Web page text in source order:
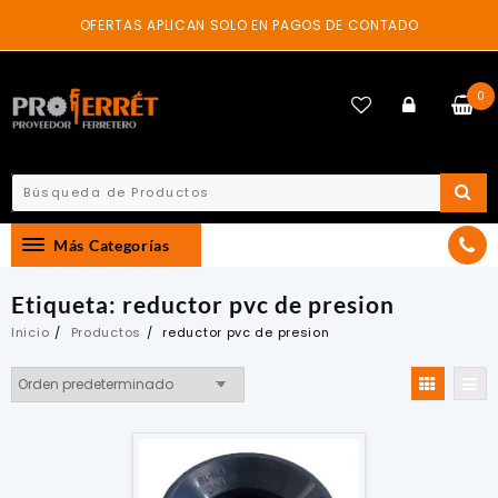
content
OFERTAS APLICAN SOLO EN PAGOS DE CONTADO
0
Más Categorías
Etiqueta: reductor pvc de presion
Inicio Productos reductor pvc de presion